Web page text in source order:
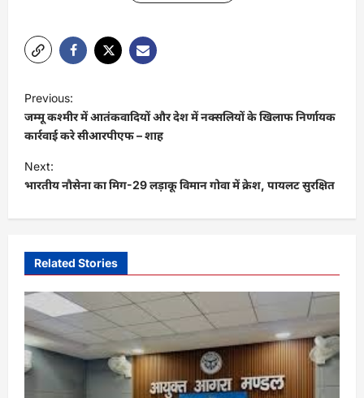
P
o
s
t
n
a
g
a
t
i
Previous:
जम्मू कश्मीर में आतंकवादियों और देश में नक्सलियों के खिलाफ निर्णायक
कार्रवाई करे सीआरपीएफ – शाह
Next:
भारतीय नौसेना का मिग-29 लड़ाकू विमान गोवा में क्रेश, पायलट सुरक्षित
Related Stories